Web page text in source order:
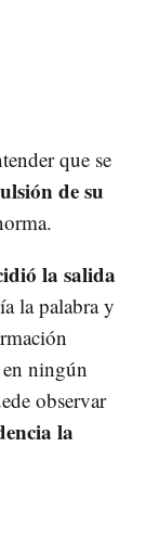
que se
de su
la salida
la palabra y
ningún
observar
la